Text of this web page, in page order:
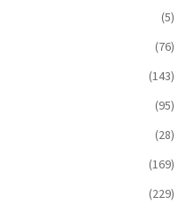
(5)
(76)
(143)
(95)
(28)
(169)
(229)